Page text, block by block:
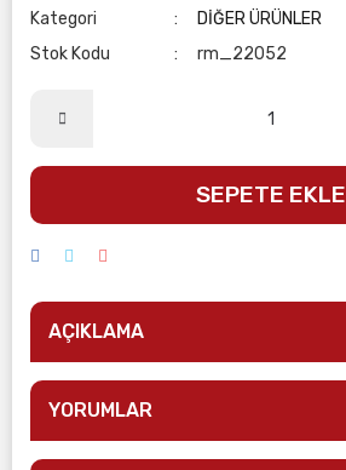
Kategori
DİĞER ÜRÜNLER
Stok Kodu
rm_22052
SEPETE EKLE
AÇIKLAMA
YORUMLAR